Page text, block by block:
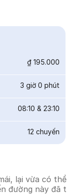
₫ 195.000
3 giờ 0 phút
08:10 & 23:10
12 chuyến
lại vừa có
đường này